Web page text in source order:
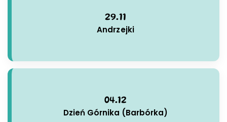
29.11
Andrzejki
04.12
Dzień Górnika (Barbórka)